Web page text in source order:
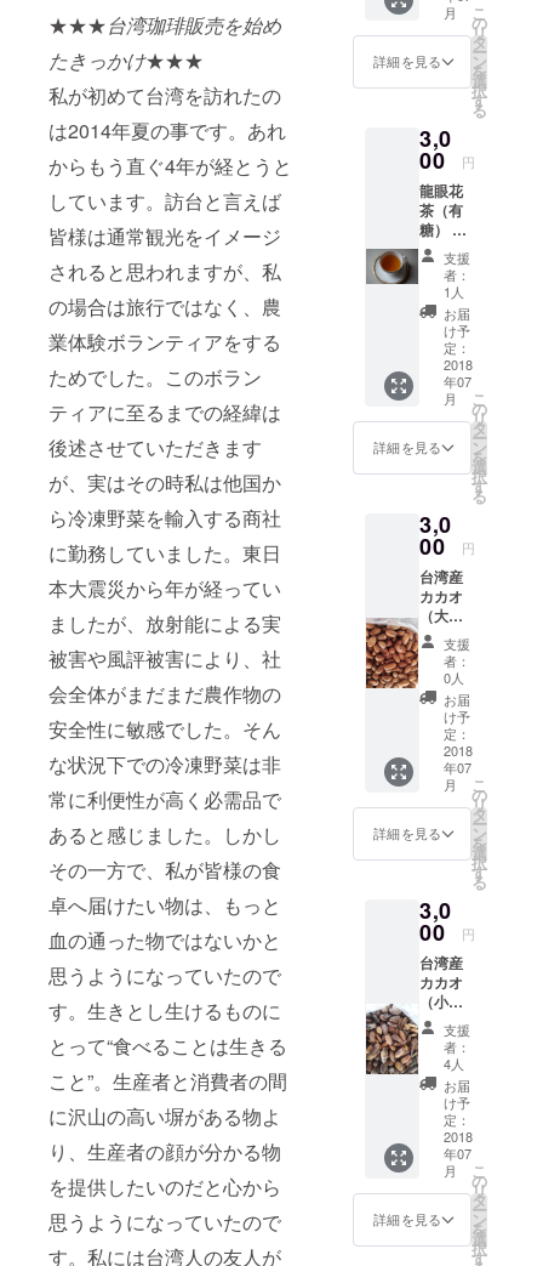
★★★台湾珈琲販売を始め
たきっかけ★★★
私が初めて台湾を訪れたの
は2014年夏の事です。あれ
からもう直ぐ4年が経とうと
しています。訪台と言えば
皆様は通常観光をイメージ
されると思われますが、私
の場合は旅行ではなく、農
業体験ボランティアをする
ためでした。このボラン
ティアに至るまでの経緯は
後述させていただきます
が、実はその時私は他国か
ら冷凍野菜を輸入する商社
に勤務していました。東日
本大震災から年が経ってい
ましたが、放射能による実
被害や風評被害により、社
会全体がまだまだ農作物の
安全性に敏感でした。そん
な状況下での冷凍野菜は非
常に利便性が高く必需品で
あると感じました。しかし
その一方で、私が皆様の食
卓へ届けたい物は、もっと
血の通った物ではないかと
思うようになっていたので
す。生きとし生けるものに
とって“食べることは生きる
こと”。生産者と消費者の間
に沢山の高い塀がある物よ
り、生産者の顔が分かる物
を提供したいのだと心から
思うようになっていたので
す。私には台湾人の友人が
南の林
百貨店
でも商
いるほ
ど魅力
的な農
園で
す。質
の高い
台湾産
シング
ルエス
テート
コー
ヒー
100%で
す。毎
年台湾
大会で
1-3位を
り、
2018年
もコー
ヒーの
品評会
で1位と
2位を総
なめし
まし
た。 日
本では
市場に
出回っ
ていな
いため
か手に
入らな
質の高
い台湾
産コー
ヒー豆
100%で
す☕️
【ココ
がポイ
ント☝
に出
回って
いない
ためな
かなか
手に入
らない
代物で
す。お
茶農家
さんで
した
が、
2013年
から珈
琲栽培
を開
に台湾
の珈琲
コンテ
ストで
コー
ヒー豆
が優秀
賞を受
賞して
いま
す。質
の高い
台湾産
コー
ヒー豆
100%で
す☕️ 標
高も
的高地
にあ
り、無
農薬で
栽培さ
れてお
りま
す。収
穫も全
て手積
みで
す。実
は紫色
で収穫
すると
増すと
のこと
スカラ
ブレン
ドコー
ヒー。
カスカ
コー
ヒーの
果実を
乾燥さ
せたお
茶のこ
とで
す。ポ
リフェ
ノール
を豊富
に含ん
でお
り、ア
ンチエ
イジン
グや糖
言われ
ていま
す。 台
湾の東
山で生
産され
たコー
ヒーの
果実と
豆をま
るごと
味わっ
ていた
だけま
す。 香
り高い
フルー
コー
ヒーで
ありな
がらフ
ルーツ
ティー
をも連
想さ
せ、後
味は
スッキ
リとし
た風味
が口の
中に残
もお楽
しみい
月
詳細を見る
こ
の
リ
タ
ー
ン
を
選
択
す
る
3,0
00 円
龍眼花
茶（有
糖） 東
山で採
れた龍
眼花の
花粉茶
（有
糖）で
す。 龍
眼花と
いうの
は台湾
ライチ
の木に
咲く花
雨が降
ると花
粉が全
て落ち
てしま
い泥ま
みれに
なって
しまう
為、収
穫でき
ない年
もあ
り、収
穫量も
少ない
為、幻
おりま
す。台
湾でも
飲んだ
事がな
い人が
多いの
です
が、林
百貨店
という
老舗の
百貨店
では唯
一取り
扱われ
ており
支援
者：
1人
お届
け予
定：
2018
年07
月
詳細を見る
こ
の
リ
タ
ー
ン
を
選
択
す
る
3,0
00 円
台湾産
カカオ
（大）...
...約
300g
アーモ
ンドの
ような
色合い
です。
ナッツ
のよう
な風味
が特徴
です。
支援
者：
0人
お届
け予
定：
2018
年07
月
詳細を見る
こ
の
リ
タ
ー
ン
を
選
択
す
る
3,0
00 円
台湾産
カカオ
（小）...
...300g
台湾産
カカオ
（大）
より１
日長く
発酵さ
せまし
た。 蜂
蜜のよ
うな香
りが特
徴で
支援
者：
4人
お届
け予
定：
2018
年07
月
詳細を見る
こ
の
リ
タ
ー
ン
を
選
択
す